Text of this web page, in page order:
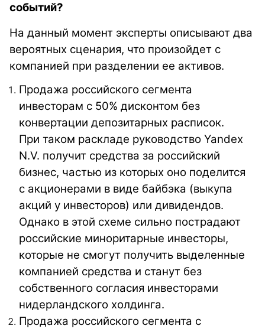
событий?
На данный момент эксперты описывают два
вероятных сценария, что произойдет с
компанией при разделении ее активов.
Продажа российского сегмента
инвесторам с 50% дисконтом без
конвертации депозитарных расписок.
При таком раскладе руководство Yandex
N.V. получит средства за российский
бизнес, частью из которых оно поделится
с акционерами в виде байбэка (выкупа
акций у инвесторов) или дивидендов.
Однако в этой схеме сильно пострадают
российские миноритарные инвесторы,
которые не смогут получить выделенные
компанией средства и станут без
собственного согласия инвесторами
нидерландского холдинга.
Продажа российского сегмента с